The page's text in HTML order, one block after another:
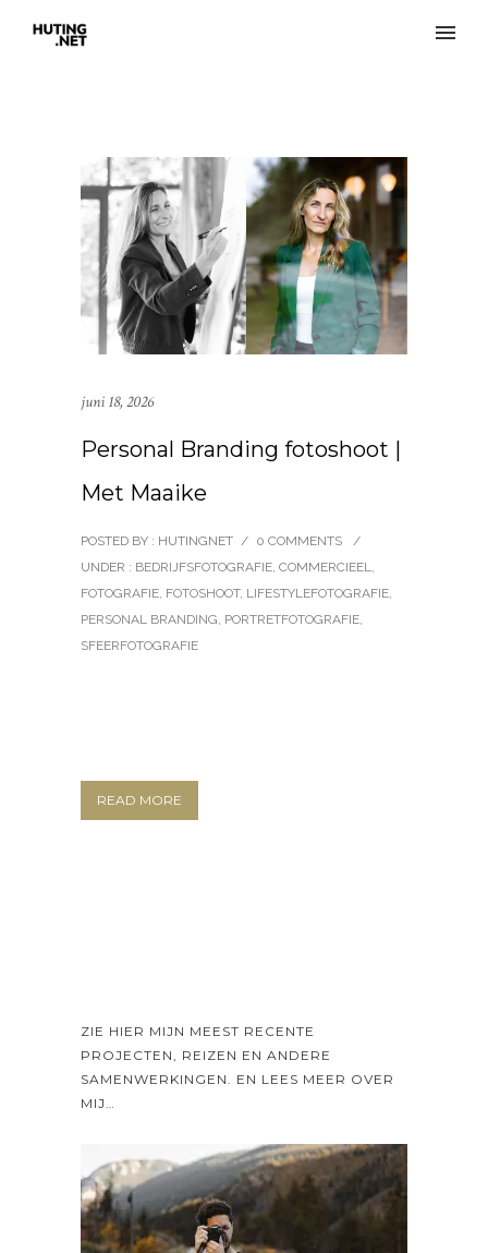
juni 18, 2026
Personal Branding fotoshoot |
Met Maaike
POSTED BY : HUTINGNET / 0 COMMENTS
/
UNDER : BEDRIJFSFOTOGRAFIE, COMMERCIEEL,
FOTOGRAFIE, FOTOSHOOT, LIFESTYLEFOTOGRAFIE,
PERSONAL BRANDING, PORTRETFOTOGRAFIE,
SFEERFOTOGRAFIE
READ MORE
ZIE HIER MIJN MEEST RECENTE
PROJECTEN, REIZEN EN ANDERE
SAMENWERKINGEN. EN LEES MEER OVER
MIJ…